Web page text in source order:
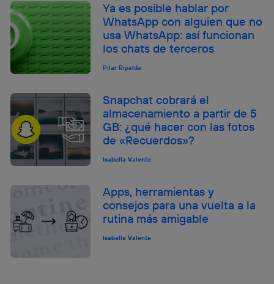
Ya es posible hablar por
WhatsApp con alguien que no
usa WhatsApp: así funcionan
los chats de terceros
Pilar Ripalda
Snapchat cobrará el
almacenamiento a partir de 5
GB: ¿qué hacer con las fotos
de «Recuerdos»?
Isabella Valente
Apps, herramientas y
consejos para una vuelta a la
rutina más amigable
Isabella Valente